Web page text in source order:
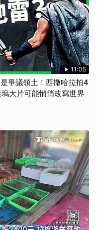
11:05
爭議領土！西撒哈拉拍4
大片可能悄悄改寫世界